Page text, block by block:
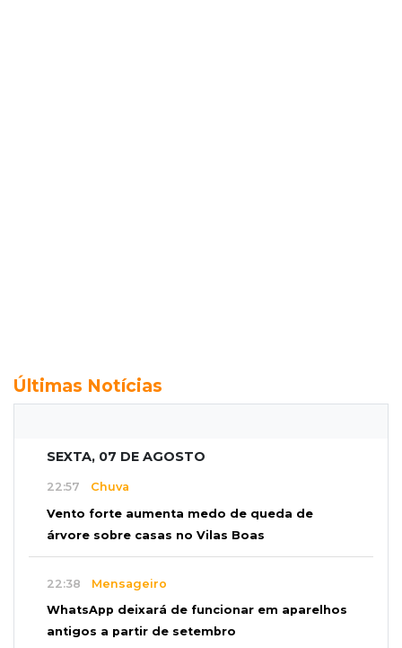
Últimas Notícias
SEXTA, 07 DE AGOSTO
22:57 Chuva
Vento forte aumenta medo de queda de
árvore sobre casas no Vilas Boas
22:38 Mensageiro
WhatsApp deixará de funcionar em aparelhos
antigos a partir de setembro